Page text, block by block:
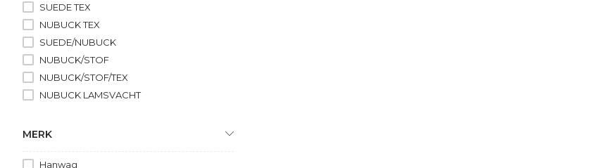
SUEDE TEX
NUBUCK TEX
SUEDE/NUBUCK
NUBUCK/STOF
NUBUCK/STOF/TEX
NUBUCK LAMSVACHT
MERK
Hanwag